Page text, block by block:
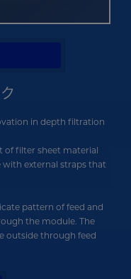
in depth filtration
of filter sheet material
external straps that
pattern of feed and
the module. The
outside through feed